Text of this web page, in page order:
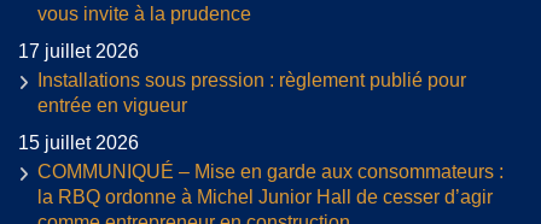
vous invite à la prudence
17 juillet 2026
Installations sous pression : règlement publié pour
entrée en vigueur
15 juillet 2026
COMMUNIQUÉ – Mise en garde aux consommateurs :
la RBQ ordonne à Michel Junior Hall de cesser d’agir